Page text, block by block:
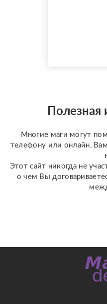
данных
Многие маги могут
телефону или онлайн,
Этот сайт никогда не
о чем Вы